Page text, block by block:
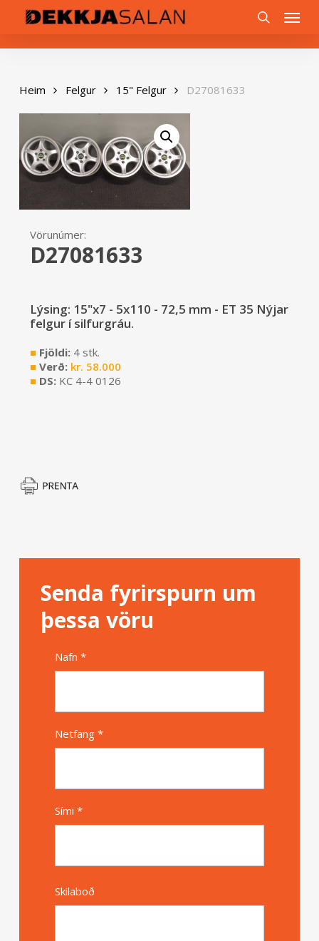
content
Menu
Heim Felgur 15" Felgur D27081633
Vörunúmer:
D27081633
Lýsing: 15"x7 - 5x110 - 72,5 mm - ET 35 Nýjar
felgur í silfurgráu.
■Fjöldi: 4 stk.
■Verð: kr. 58.000
■DS: KC 4-4 0126
Senda fyrirspurn um
þessa vöru
Nafn *
Netfang *
Sími *
Skilaboð